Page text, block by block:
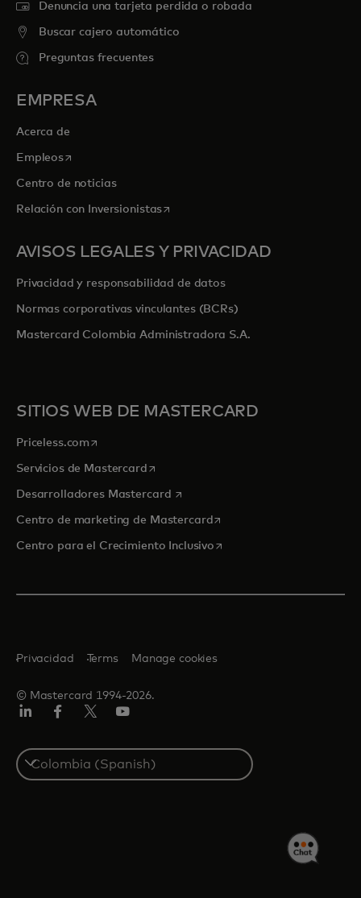
Denuncia una tarjeta perdida o robada
Buscar cajero automático
Preguntas frecuentes
EMPRESA
Acerca de
Empleosse abre en una pestaña nueva
Centro de noticias
Relación con Inversionistasse abre en una pestaña nueva
AVISOS LEGALES Y PRIVACIDAD
Privacidad y responsabilidad de datos
Normas corporativas vinculantes (BCRs)
Mastercard Colombia Administradora S.A.
SITIOS WEB DE MASTERCARD
Priceless.com se abre en una pestaña nueva
Servicios de Mastercardse abre en una pestaña nueva
Desarrolladores Mastercard se abre en una pestaña nueva
Centro de marketing de Mastercardse abre en una pestaña
Centro para el Crecimiento Inclusivose abre en una pestaña
© Mastercard 1994-2026.
Privacidad Terms Manage cookies
Select
a
country